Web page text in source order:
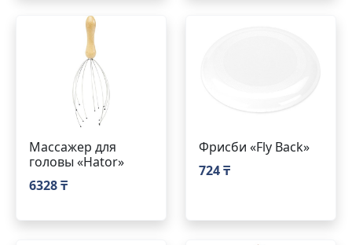
Массажер для
головы «Hator»
6328 ₸
Фрисби «Fly Back»
724 ₸